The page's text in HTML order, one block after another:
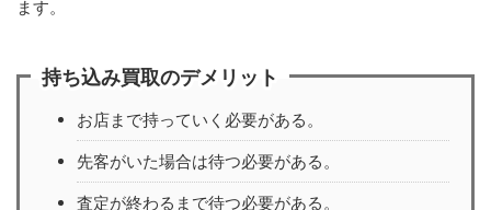
ます。
持ち込み買取のデメリット
お店まで持っていく必要がある。
先客がいた場合は待つ必要がある。
査定が終わるまで待つ必要がある。